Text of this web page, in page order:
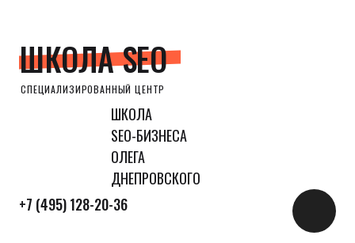
ШКОЛА SEO
СПЕЦИАЛИЗИРОВАННЫЙ ЦЕНТР
ШКОЛА
SEO-БИЗНЕСА
ОЛЕГА
ДНЕПРОВСКОГО
+7 (495) 128-20-36